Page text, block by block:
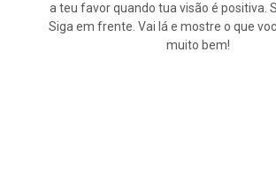
a teu favor quando tua visão é positiva.
Siga em frente. Vai lá e mostre o que
muito bem!